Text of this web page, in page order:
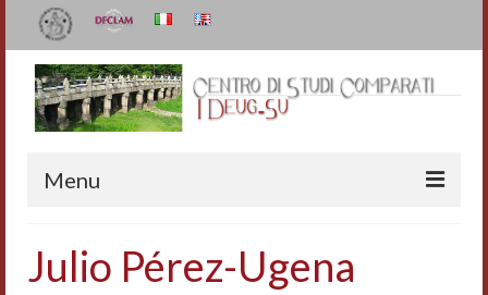
Menu
Organizzazione e contatti
Julio Pérez-Ugena